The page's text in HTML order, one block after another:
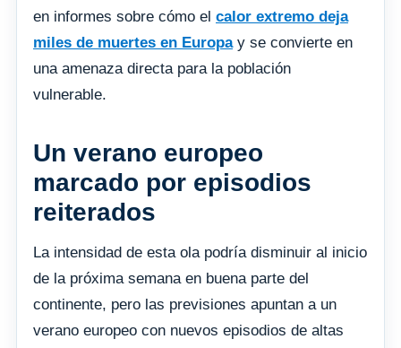
en informes sobre cómo el calor extremo deja
miles de muertes en Europay se convierte en
una amenaza directa para la población
vulnerable.
Un verano europeo
marcado por episodios
reiterados
La intensidad de esta ola podría disminuir al inicio
de la próxima semana en buena parte del
continente, pero las previsiones apuntan a un
verano europeo con nuevos episodios de altas